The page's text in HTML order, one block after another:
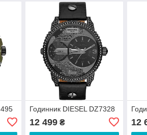
Годинник DIESEL DZ7328
12 499₴ 12